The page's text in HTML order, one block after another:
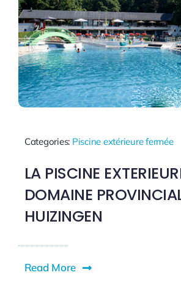
Categories: Piscine extérieure fermée
LA PISCINE
DOMAINE
HUIZINGEN
Read More